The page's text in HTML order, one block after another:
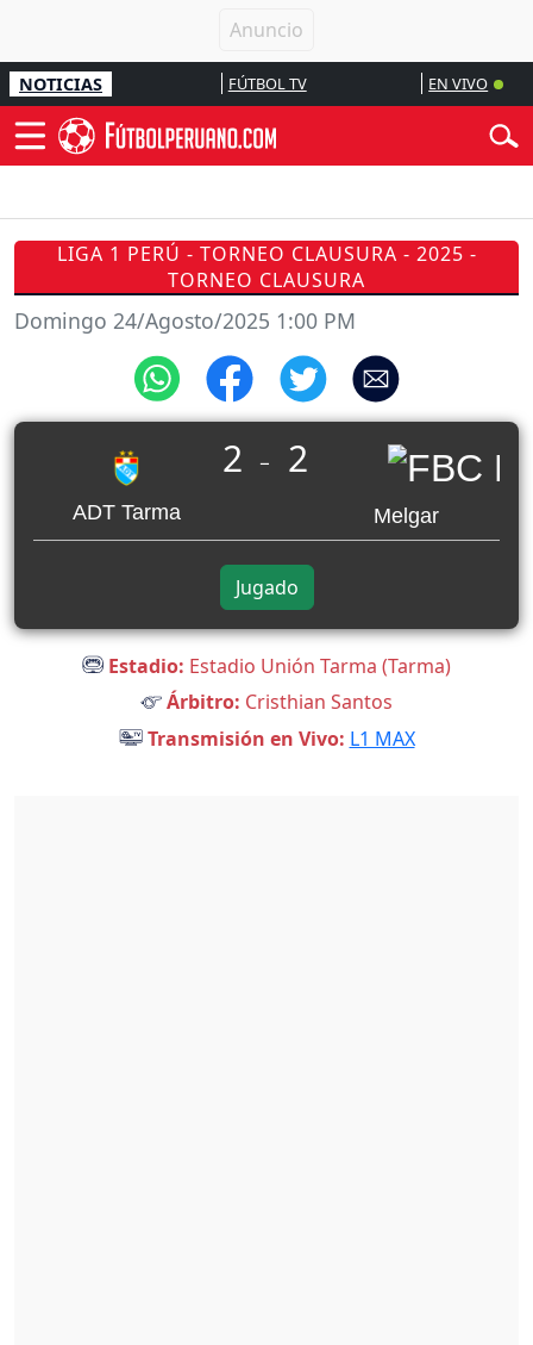
NOTICIAS FÚTBOL TV EN VIVO
LIGA 1 PERÚ - TORNEO CLAUSURA - 2025 -
TORNEO CLAUSURA
Domingo 24/Agosto/2025 1:00 PM
ADT Tarma
2 _ 2
Melgar
Jugado
Estadio: Estadio Unión Tarma (Tarma)
Árbitro: Cristhian Santos
Transmisión en Vivo: L1 MAX